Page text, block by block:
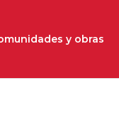
y obras